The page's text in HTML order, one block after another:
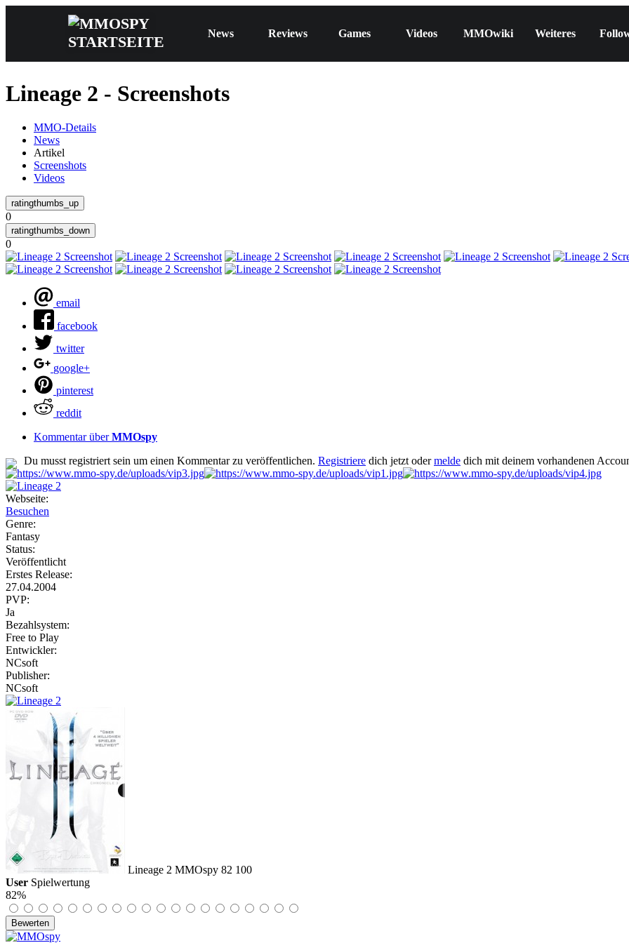
News Reviews Games Videos MMOwiki Weiteres
Lineage 2 - Screenshots
MMO-Details
News
Artikel
Screenshots
Videos
0
0
email
facebook
twitter
google+
pinterest
reddit
Kommentar überMMOspy
Du musst registriert sein um einen Kommentar zu veröffentlichen. Registriere dich jetzt odermelde dich mit deinem vorhandenen
Webseite:
Besuchen
Genre:
Fantasy
Status:
Veröffentlicht
Erstes Release:
27.04.2004
PVP:
Ja
Bezahlsystem:
Free to Play
Entwickler:
NCsoft
Publisher:
NCsoft
Lineage 2 MMOspy 82 100
User Spielwertung
82%